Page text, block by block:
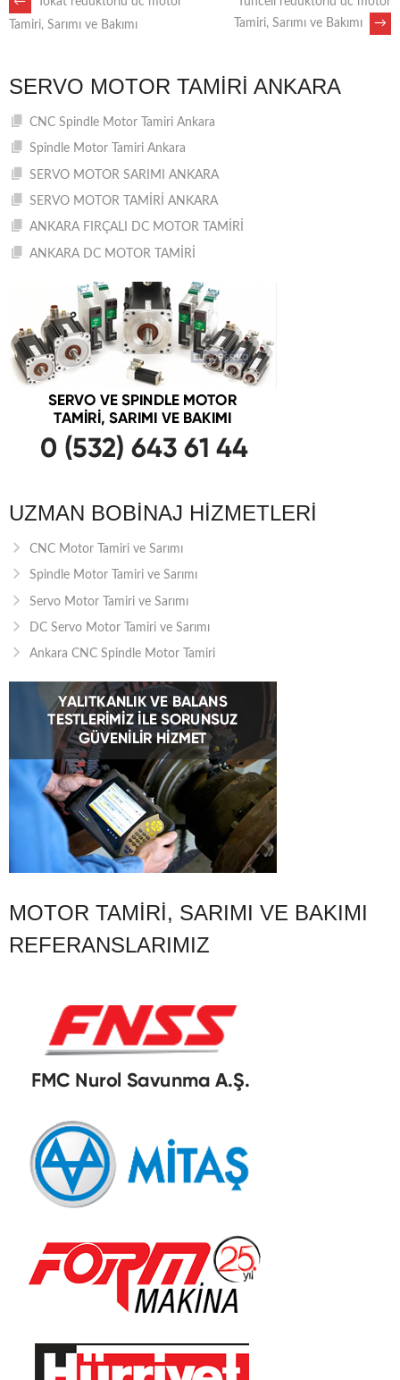
POST
Tamiri, Sarımı ve Bakımı
Tamiri, Sarımı ve Bakımı
→
SERVO MOTOR TAMIRI ANKARA
CNC Spindle Motor Tamiri Ankara
Spindle Motor Tamiri Ankara
SERVO MOTOR SARIMI ANKARA
SERVO MOTOR TAMİRİ ANKARA
ANKARA FIRÇALI DC MOTOR TAMİRİ
ANKARA DC MOTOR TAMİRİ
UZMAN BOBINAJ HIZMETLERI
CNC Motor Tamiri ve Sarımı
Spindle Motor Tamiri ve Sarımı
Servo Motor Tamiri ve Sarımı
DC Servo Motor Tamiri ve Sarımı
Ankara CNC Spindle Motor Tamiri
MOTOR TAMIRI, SARIMI VE BAKIMI
REFERANSLARIMIZ